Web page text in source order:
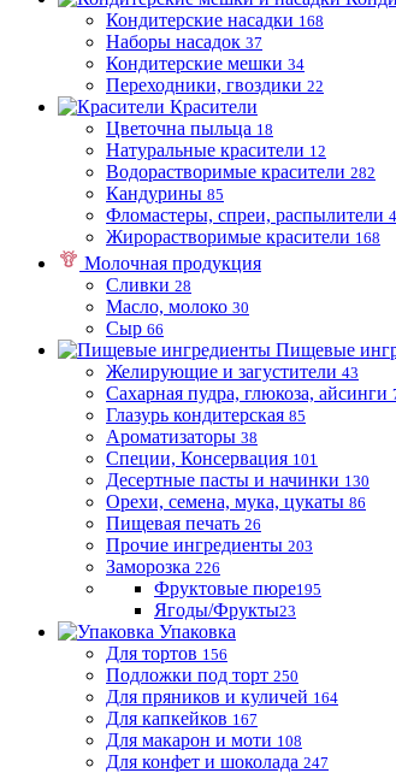
Кондитерские насадки 168
Наборы насадок 37
Кондитерские мешки 34
Переходники, гвоздики 22
Красители
Цветочна пыльца 18
Натуральные красители 12
Водорастворимые красители 282
Кандурины 85
Фломастеры, спреи, распылители
Жирорастворимые красители 168
Молочная продукция
Сливки 28
Масло, молоко 30
Сыр 66
Пищевые
Желирующие и загустители 43
Сахарная пудра, глюкоза, айсинги
Глазурь кондитерская 85
Ароматизаторы 38
Специи, Консервация 101
Десертные пасты и начинки 130
Орехи, семена, мука, цукаты 86
Пищевая печать 26
Прочие ингредиенты 203
Заморозка 226
Фруктовые пюре195
Ягоды/Фрукты23
Упаковка
Для тортов 156
Подложки под торт 250
Для пряников и куличей 164
Для капкейков 167
Для макарон и моти 108
Для конфет и шоколада 247